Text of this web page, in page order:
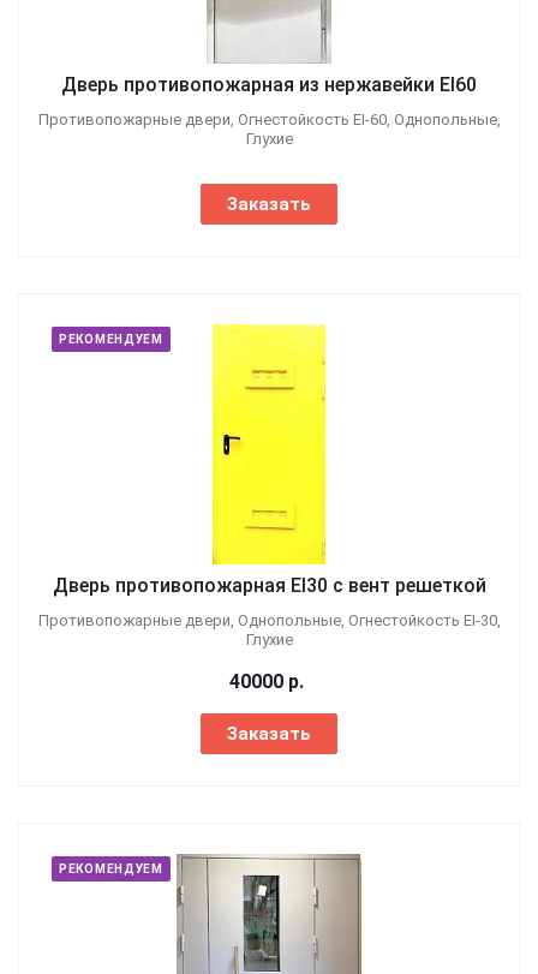
Дверь противопожарная из нержавейки EI60
Противопожарные двери, Огнестойкость EI-60, Однопольные,
Глухие
Заказать
РЕКОМЕНДУЕМ
Дверь противопожарная EI30 с вент решеткой
Противопожарные двери, Однопольные, Огнестойкость EI-30,
Глухие
40000 р.
Заказать
РЕКОМЕНДУЕМ